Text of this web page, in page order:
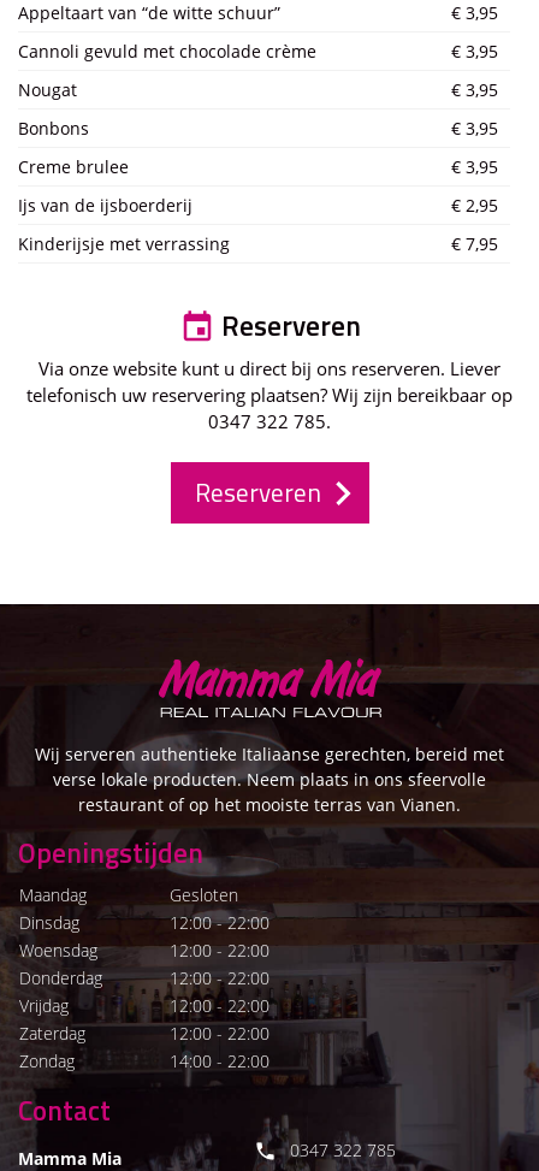
Appeltaart van “de witte schuur”
€ 3,95
Cannoli gevuld met chocolade crème
€ 3,95
Nougat
€ 3,95
Bonbons
€ 3,95
Creme brulee
€ 3,95
Ijs van de ijsboerderij
€ 2,95
Kinderijsje met verrassing
€ 7,95
 Reserveren
Via onze website kunt u direct bij ons reserveren. Liever
telefonisch uw reservering plaatsen? Wij zijn bereikbaar op
0347 322 785.
Reserveren
Wij serveren authentieke Italiaanse gerechten, bereid met
verse lokale producten. Neem plaats in ons sfeervolle
restaurant of op het mooiste terras van Vianen.
Openingstijden
Maandag
Gesloten
Dinsdag
12:00 - 22:00
Woensdag
12:00 - 22:00
Donderdag
12:00 - 22:00
Vrijdag
12:00 - 22:00
Zaterdag
12:00 - 22:00
Zondag
14:00 - 22:00
Contact
Mamma Mia

0347 322 785